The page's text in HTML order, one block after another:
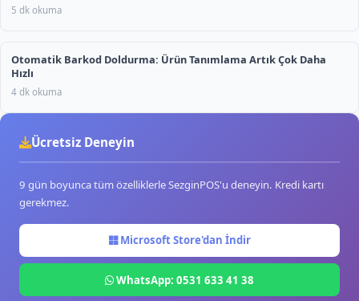
5 dk okuma
Otomatik Barkod Doldurma: Ürün Tanımlama Artık Çok Daha
Hızlı
4 dk okuma
Ücretsiz Deneyin
9 gün boyunca tüm özelliklerle SezginPOS'u deneyin. Kredi kartı
gerekmez.
Microsoft Store'dan İndir
WhatsApp: 0531 633 41 38